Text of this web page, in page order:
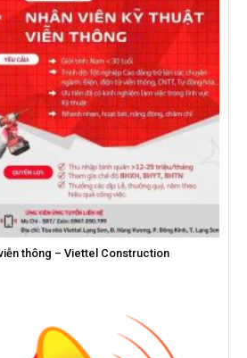
thông – Viettel Construction